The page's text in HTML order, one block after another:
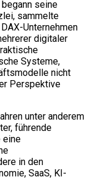
seine
sammelte
Unternehmen
digitaler
Systeme,
nicht
Perspektive
unter anderem
führende
eine
in den
SaaS, KI-